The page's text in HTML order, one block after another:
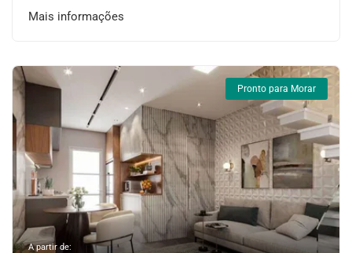
Mais informações
Pronto para Morar
A partir de: